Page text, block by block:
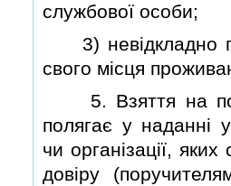
службової особи;
3) невiдкладно
свого мiсця
5. Взяття на
полягає у наданнi
чи органiзацiї,
довiру